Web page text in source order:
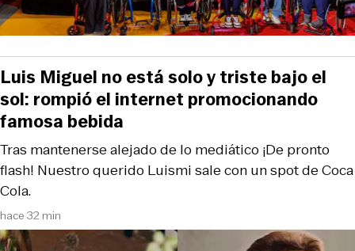
hace 32 min
Tras mantenerse alejado de lo mediático ¡De pronto
flash! Nuestro querido Luismi sale con un spot de Coca
Cola.
Luis Miguel no está solo y triste bajo el
sol: rompió el internet promocionando
famosa bebida